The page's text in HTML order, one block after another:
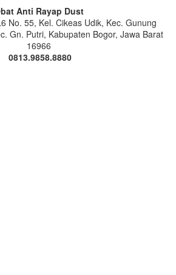
Anti Rayap Dust
No. 55, Kel. Cikeas Udik, Kec. Gunung
Gn. Putri, Kabupaten Bogor, Jawa Barat
16966
0813.9858.8880